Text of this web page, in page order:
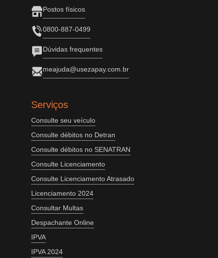
Postos físicos
0800-887-0499
Dúvidas frequentes
meajuda@usezapay.com.br
Serviços
Consulte seu veículo
Consulte débitos no Detran
Consulte débitos no SENATRAN
Consulte Licenciamento
Consulte Licenciamento Atrasado
Licenciamento 2024
Consultar Multas
Despachante Online
IPVA
IPVA 2024